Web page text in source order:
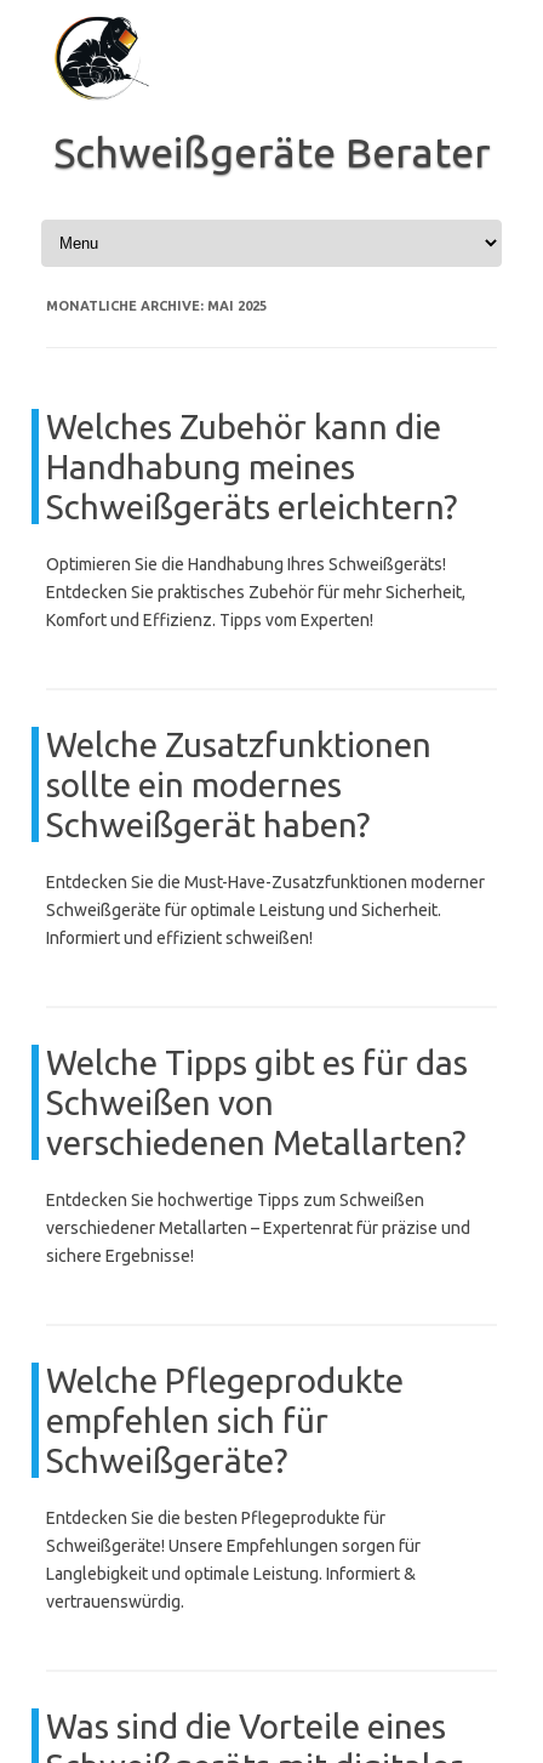
Inhalt
springen
Schweißgeräte Berater
MONATLICHE ARCHIVE: MAI 2025
Welches Zubehör kann die
Handhabung meines
Schweißgeräts erleichtern?
Optimieren Sie die Handhabung Ihres Schweißgeräts!
Entdecken Sie praktisches Zubehör für mehr Sicherheit,
Komfort und Effizienz. Tipps vom Experten!
Welche Zusatzfunktionen
sollte ein modernes
Schweißgerät haben?
Entdecken Sie die Must-Have-Zusatzfunktionen moderner
Schweißgeräte für optimale Leistung und Sicherheit.
Informiert und effizient schweißen!
Welche Tipps gibt es für das
Schweißen von
verschiedenen Metallarten?
Entdecken Sie hochwertige Tipps zum Schweißen
verschiedener Metallarten – Expertenrat für präzise und
sichere Ergebnisse!
Welche Pflegeprodukte
empfehlen sich für
Schweißgeräte?
Entdecken Sie die besten Pflegeprodukte für
Schweißgeräte! Unsere Empfehlungen sorgen für
Langlebigkeit und optimale Leistung. Informiert &
vertrauenswürdig.
Was sind die Vorteile eines